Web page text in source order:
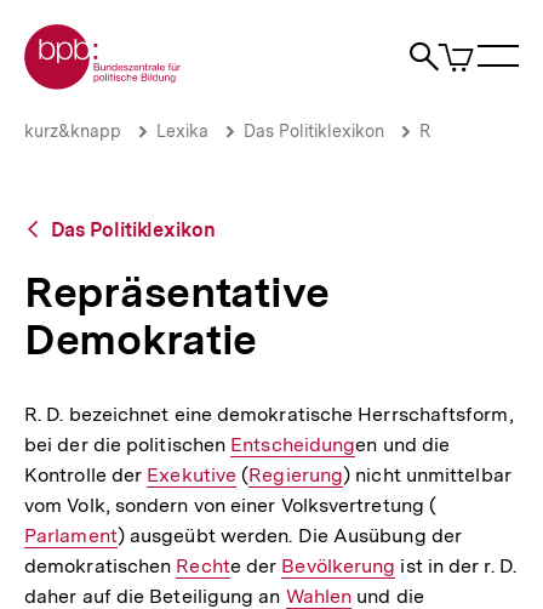
zum
Seiteninhalt
springen
Zur Startseite der bpb
Suche
Artikel
im
Repräsentative
Brotkrümelnavigation
Pfadnavigation
kurz&knapp Lexika Das Politiklexikon R
Zurück
Übersicht
Das Politiklexikon
Repräsentative
Demokratie
R. D. bezeichnet eine demokratische Herrschaftsform,
bei der die politischen Interner
Link:
Entscheidungen und die
Kontrolle der Interner
Link:
Exekutive (Interner
Link:
Regierung) nicht unmittelbar
vom Volk, sondern von einer Volksvertretung (
Link:
Parlament) ausgeübt werden. Die Ausübung der
demokratischen Interner
Link:
Rechte der Interner
Link:
Bevölkerung ist in der r. D.
daher auf die Beteiligung an Interner
Wahlen und die